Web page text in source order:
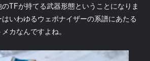
TFが持てる武器形態ということになりま
いわゆるウェポナイザーの系譜にあたる
カなんですよね。